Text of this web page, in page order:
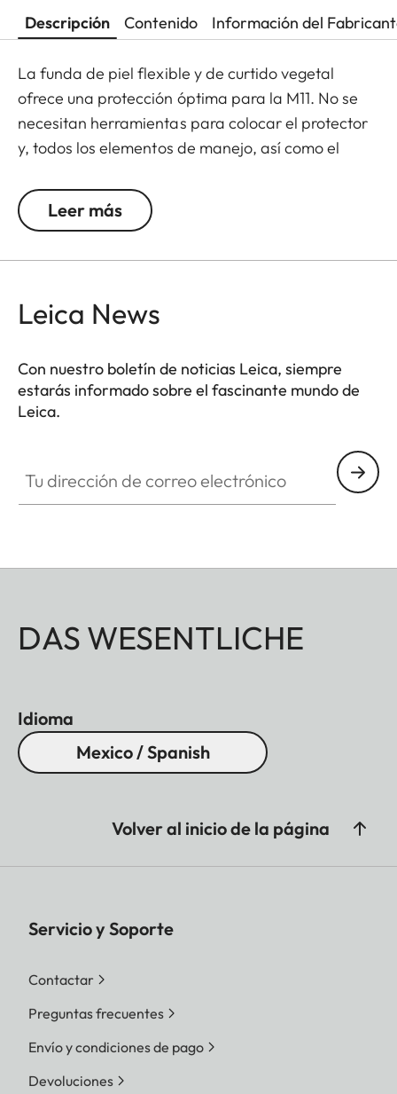
Descripción Contenido Información del
La funda de piel flexible y de curtido vegetal
ofrece una protección óptima para la M11. No se
necesitan herramientas para colocar el protector
y, todos los elementos de manejo, así como el
Los accesorios de la cámara, como la correa para
el hombro, la correa para la muñeca o el
a la tarjeta de memoria, mientras que un
garantiza que su M11 esté siempre lista para
disparar.
Leer más
Leica News
Con nuestro boletín de noticias Leica, siempre
estarás informado sobre el fascinante mundo de
Leica.
DAS WESENTLICHE
Idioma
Mexico / Spanish
Volver al inicio de la página
Servicio y Soporte
Contactar
Preguntas frecuentes
Envío y condiciones de pago
Devoluciones